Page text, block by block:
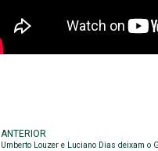
ANTERIOR
Umberto Louzer e Luciano Dias deixam o